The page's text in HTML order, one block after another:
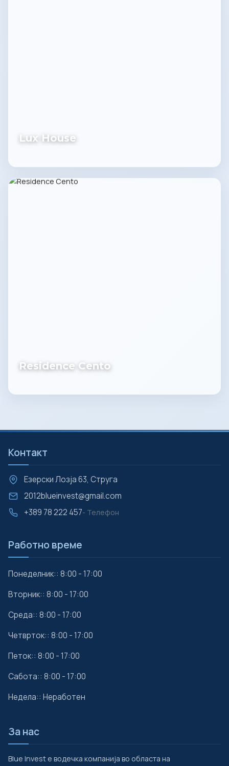
Lux House
Residence Cento
Контакт
Езерски Лозја 63, Струга
2012blueinvest@gmail.com
+389 78 222 457- Телефон
Работно време
Понеделник:: 8:00 - 17:00
Вторник:: 8:00 - 17:00
Среда:: 8:00 - 17:00
Четврток:: 8:00 - 17:00
Петок:: 8:00 - 17:00
Сабота:: 8:00 - 17:00
Недела:: Неработен
За нас
Blue Invest е водечка компанија во областа на